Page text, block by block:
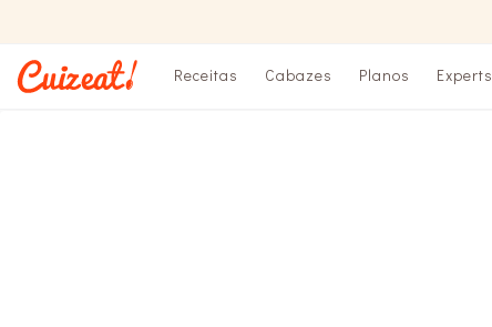
Receitas Cabazes Planos Experts